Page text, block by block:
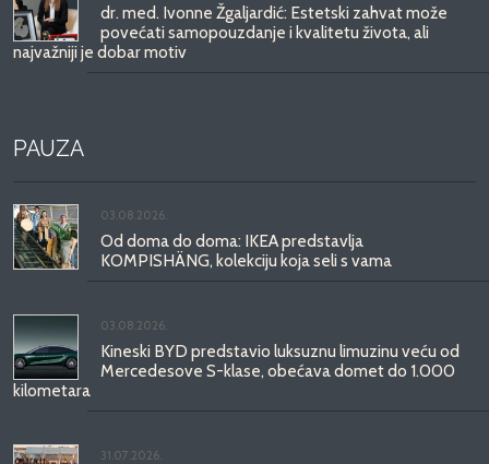
dr. med. Ivonne Žgaljardić: Estetski zahvat može
povećati samopouzdanje i kvalitetu života, ali
najvažniji je dobar motiv
PAUZA
03.08.2026.
Od doma do doma: IKEA predstavlja
KOMPISHÄNG, kolekciju koja seli s vama
03.08.2026.
Kineski BYD predstavio luksuznu limuzinu veću od
Mercedesove S-klase, obećava domet do 1.000
kilometara
31.07.2026.